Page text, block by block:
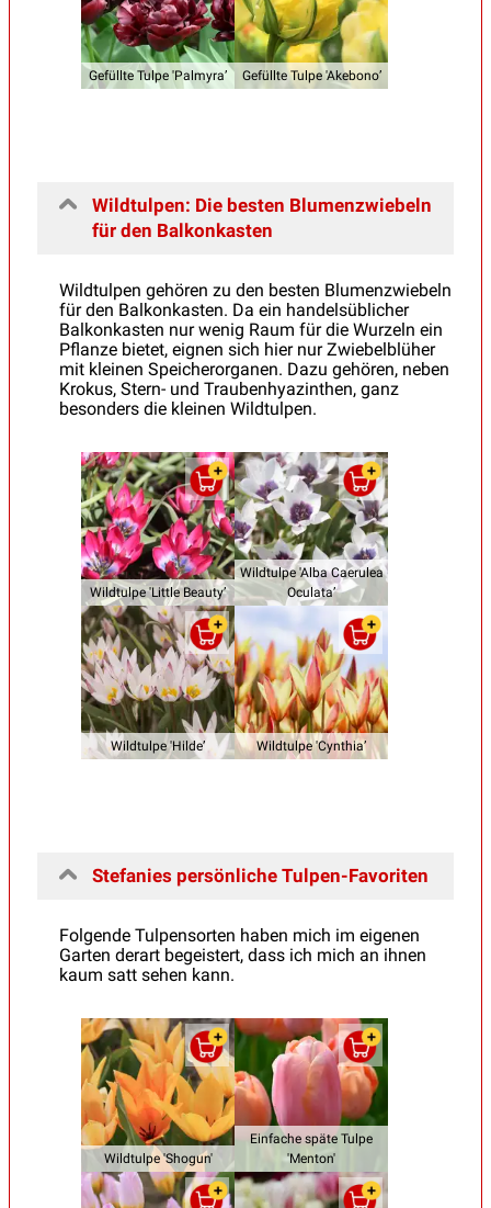
Gefüllte Tulpe 'Palmyra’ Gefüllte Tulpe 'Akebono’
Wildtulpen: Die besten Blumenzwiebeln
für den Balkonkasten
Wildtulpen gehören zu den besten Blumenzwiebeln
für den Balkonkasten. Da ein handelsüblicher
Balkonkasten nur wenig Raum für die Wurzeln ein
Pflanze bietet, eignen sich hier nur Zwiebelblüher
mit kleinen Speicherorganen. Dazu gehören, neben
Krokus, Stern- und Traubenhyazinthen, ganz
besonders die kleinen Wildtulpen.
Wildtulpe 'Little Beauty’
Wildtulpe 'Alba Caerulea
Oculata’
Wildtulpe 'Hilde’ Wildtulpe 'Cynthia’
Stefanies persönliche Tulpen-Favoriten
Folgende Tulpensorten haben mich im eigenen
Garten derart begeistert, dass ich mich an ihnen
kaum satt sehen kann.
Wildtulpe 'Shogun'
Einfache späte Tulpe
'Menton'